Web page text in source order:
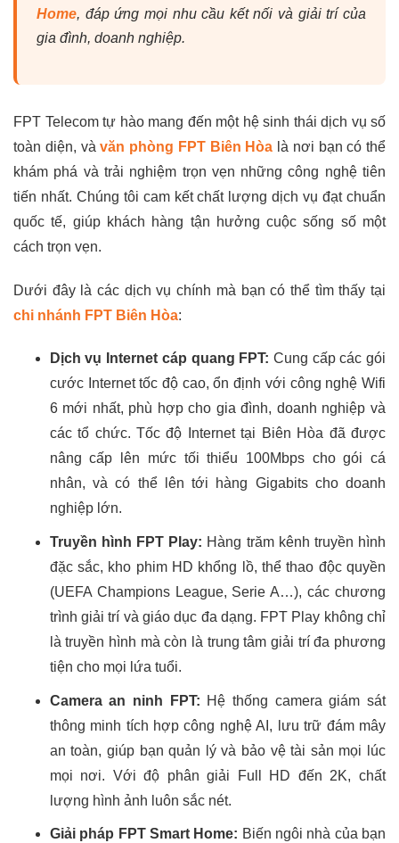
Home, đáp ứng mọi nhu cầu kết nối và giải trí của
gia đình, doanh nghiệp.
FPT Telecom tự hào mang đến một hệ sinh thái dịch vụ số
toàn diện, vàvăn phòng FPT Biên Hòa là nơi bạn có thể
khám phá và trải nghiệm trọn vẹn những công nghệ tiên
tiến nhất. Chúng tôi cam kết chất lượng dịch vụ đạt chuẩn
quốc tế, giúp khách hàng tận hưởng cuộc sống số một
cách trọn vẹn.
Dưới đây là các dịch vụ chính mà bạn có thể tìm thấy tại
chi nhánh FPT Biên Hòa:
Dịch vụ Internet cáp quang FPT: Cung cấp các gói
cước Internet tốc độ cao, ổn định với công nghệ Wifi
6 mới nhất, phù hợp cho gia đình, doanh nghiệp và
các tổ chức. Tốc độ Internet tại Biên Hòa đã được
nâng cấp lên mức tối thiểu 100Mbps cho gói cá
nhân, và có thể lên tới hàng Gigabits cho doanh
nghiệp lớn.
Truyền hình FPT Play: Hàng trăm kênh truyền hình
đặc sắc, kho phim HD khổng lồ, thể thao độc quyền
(UEFA Champions League, Serie A…), các chương
trình giải trí và giáo dục đa dạng. FPT Play không chỉ
là truyền hình mà còn là trung tâm giải trí đa phương
tiện cho mọi lứa tuổi.
Camera an ninh FPT: Hệ thống camera giám sát
thông minh tích hợp công nghệ AI, lưu trữ đám mây
an toàn, giúp bạn quản lý và bảo vệ tài sản mọi lúc
mọi nơi. Với độ phân giải Full HD đến 2K, chất
lượng hình ảnh luôn sắc nét.
Giải pháp FPT Smart Home: Biến ngôi nhà của bạn